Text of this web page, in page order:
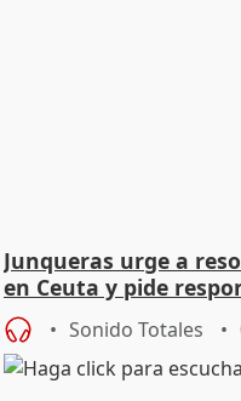
Junqueras urge a
en Ceuta y pide
Sonido Totales